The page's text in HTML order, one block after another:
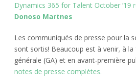
Dynamics 365 for Talent October ’19
Donoso Martnes
Les communiqués de presse pour la
sont sortis! Beaucoup est à venir, à
générale (GA) et en avant-première
notes de presse complètes.